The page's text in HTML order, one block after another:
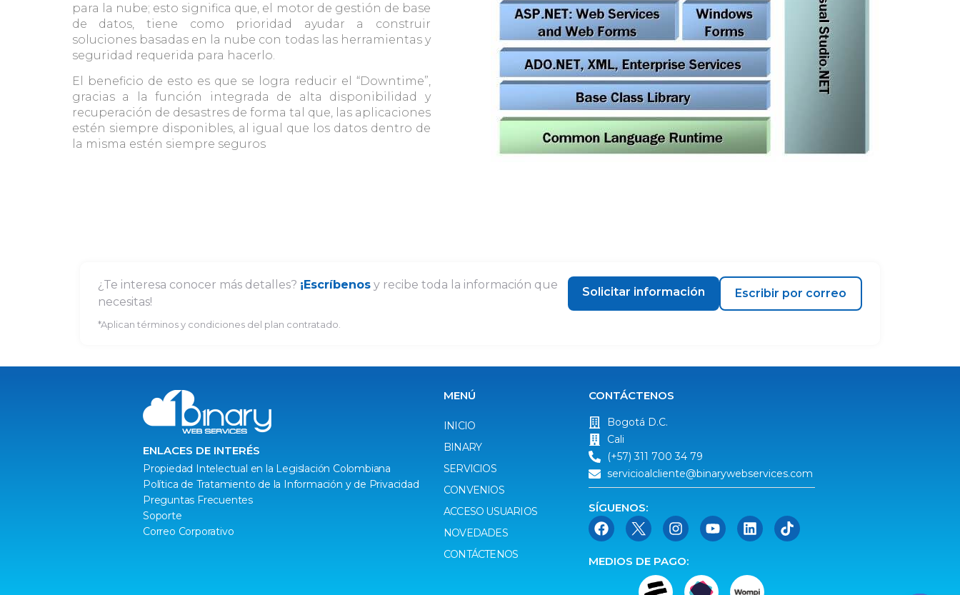
para la nube; esto significa que, el motor de gestión de base
de datos, tiene como prioridad ayudar a construir
soluciones basadas en la nube con todas las herramientas y
seguridad requerida para hacerlo.
El beneficio de esto es que se logra reducir el “Downtime”,
gracias a la función integrada de alta disponibilidad y
recuperación de desastres de forma tal que, las aplicaciones
estén siempre disponibles, al igual que los datos dentro de
la misma estén siempre seguros
¿Te interesa conocer más detalles? ¡Escríbenos y recibe toda la información que
necesitas!
Solicitar información Escribir por correo
*Aplican términos y condiciones del plan contratado.
ENLACES DE INTERÉS
Propiedad Intelectual en la Legislación Colombiana
Política de Tratamiento de la Información y de Privacidad
Preguntas Frecuentes
Soporte
Correo Corporativo
MENÚ
INICIO
BINARY
SERVICIOS
CONVENIOS
ACCESO USUARIOS
NOVEDADES
CONTÁCTENOS
CONTÁCTENOS
Bogotá D.C.
Cali
(+57) 311 700 34 79
servicioalcliente@binarywebservices.com
SÍGUENOS:
MEDIOS DE PAGO: